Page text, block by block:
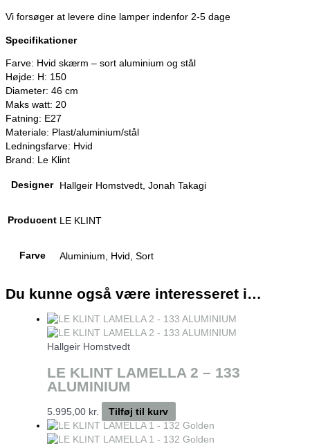
Vi forsøger at levere dine lamper indenfor 2-5 dage
Specifikationer
Farve: Hvid skærm – sort aluminium og stål
Højde: H: 150
Diameter: 46 cm
Maks watt: 20
Fatning: E27
Materiale: Plast/aluminium/stål
Ledningsfarve: Hvid
Brand: Le Klint
Designer Hallgeir Homstvedt, Jonah Takagi
Producent LE KLINT
Farve Aluminium, Hvid, Sort
Du kunne også være interesseret i…
Hallgeir Homstvedt
LE KLINT LAMELLA 2 – 133
ALUMINIUM
5.995,00 kr. Tilføj til kurv